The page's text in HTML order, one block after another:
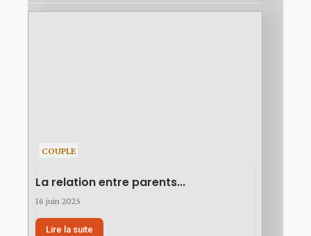
COUPLE
La relation entre parents...
16 juin 2025
Lire la suite